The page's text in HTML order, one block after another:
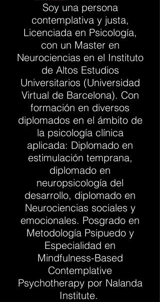
Soy una persona
contemplativa y justa,
Licenciada en Psicología,
con un Master en
Neurociencias en el Instituto
de Altos Estudios
Universitarios (Universidad
Virtual de Barcelona). Con
formación en diversos
diplomados en el ámbito de
la psicología clínica
aplicada: Diplomado en
estimulación temprana,
diplomado en
neuropsicología del
desarrollo, diplomado en
Neurociencias sociales y
emocionales. Posgrado en
Metodología Psipuedo y
Especialidad en
Mindfulness-Based
Contemplative
Psychotherapy por Nalanda
Institute.